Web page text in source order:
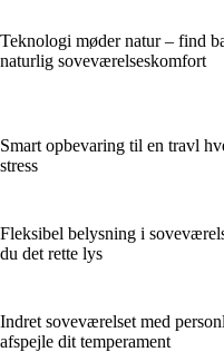
Teknologi møder natur – find
naturlig soveværelseskomfort
Smart opbevaring til en travl
stress
Fleksibel belysning i
du det rette lys
Indret soveværelset med
afspejle dit temperament